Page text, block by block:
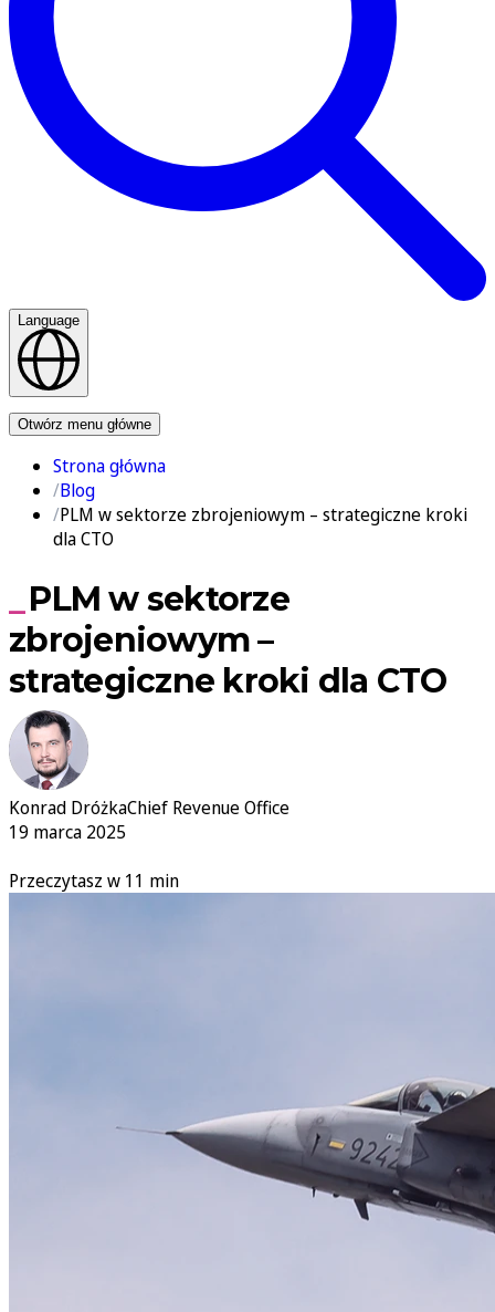
Language
Otwórz menu główne
Strona główna
Blog
PLM w sektorze zbrojeniowym – strategiczne kroki
dla CTO
PLM w sektorze
zbrojeniowym –
strategiczne kroki dla CTO
Konrad DróżkaChief Revenue Office
19 marca 2025
Przeczytasz w 11 min